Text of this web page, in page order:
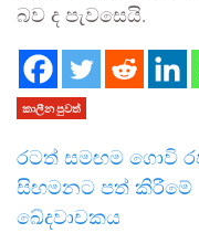
බව ද පැවසෙයි.
කාලීන පුවත්
රටත් සමඟම ගොවි
සිඟමනට පත් කිරීමේ
ඛේදවාචකය